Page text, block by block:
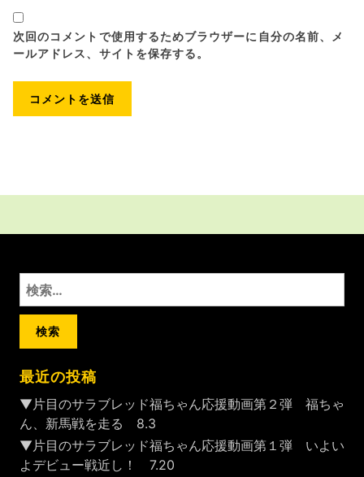
次回のコメントで使用するためブラウザーに自分の名前、メ
ールアドレス、サイトを保存する。
検
索:
最近の投稿
▼片目のサラブレッド福ちゃん応援動画第２弾 福ちゃ
ん、新馬戦を走る 8.3
▼片目のサラブレッド福ちゃん応援動画第１弾 いよい
よデビュー戦近し！ 7.20